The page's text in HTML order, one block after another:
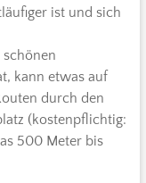
ist und sich
kann etwas auf
durch den
(kostenpflichtig:
500 Meter bis